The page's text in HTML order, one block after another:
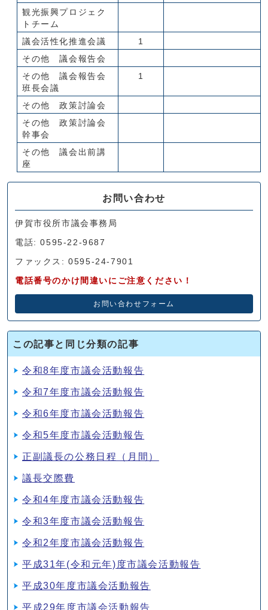
観光振興プロジェク
トチーム
議会活性化推進会議
1
その他 議会報告会
その他 議会報告会
班長会議
1
その他 政策討論会
その他 政策討論会
幹事会
その他 議会出前講
座
お問い合わせ
伊賀市役所市議会事務局
電話: 0595-22-9687
ファックス: 0595-24-7901
電話番号のかけ間違いにご注意ください！
お問い合わせフォーム
この記事と同じ分類の記事
令和8年度市議会活動報告
令和7年度市議会活動報告
令和6年度市議会活動報告
令和5年度市議会活動報告
正副議長の公務日程（月間）
議長交際費
令和4年度市議会活動報告
令和3年度市議会活動報告
令和2年度市議会活動報告
平成31年(令和元年)度市議会活動報告
平成30年度市議会活動報告
平成29年度市議会活動報告